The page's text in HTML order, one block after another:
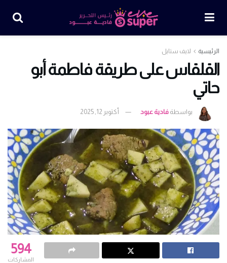
الرئيسية لايف ستايل
القلقاس على طريقة فاطمة أبو
حاتي
بواسطة فادية عبود أكتوبر 12, 2025
594
المشاركات